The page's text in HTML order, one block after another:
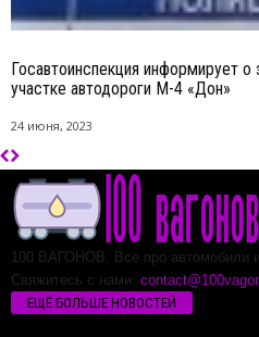
Госавтоинспекция информирует
участке автодороги М-4 «Дон»
24 июня, 2023
100 ВАГОНОВ. Все про автомобили
Свяжитесь с нами:
ЕЩЁ БОЛЬШЕ НОВОСТЕЙ